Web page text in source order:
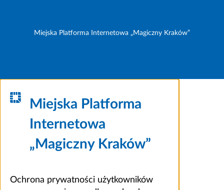
Miejska Platforma Internetowa „Magiczny Kraków”
Miejska Platforma
Internetowa
„Magiczny Kraków”
Ochrona prywatności użytkowników